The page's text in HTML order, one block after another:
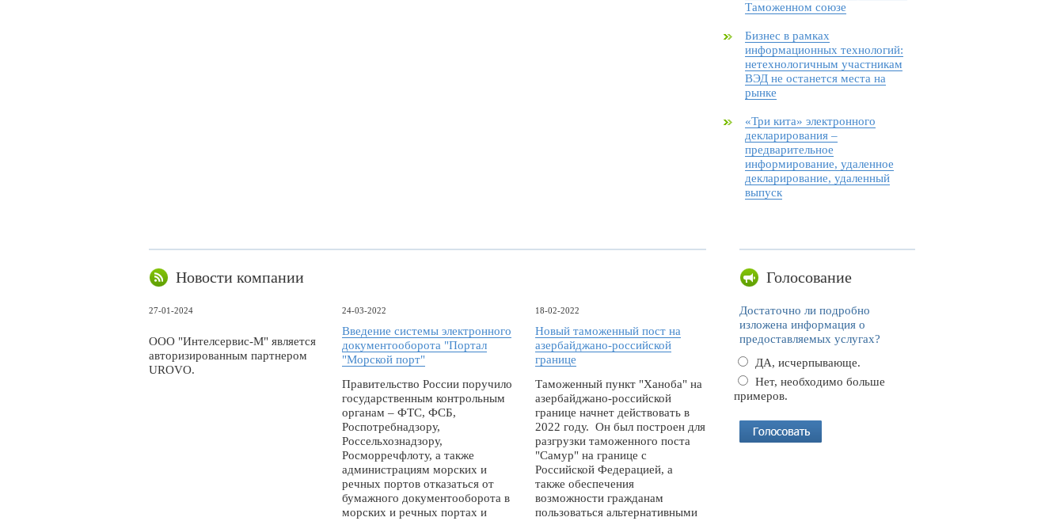
Таможенном союзе
Бизнес в рамках
информационных технологий:
нетехнологичным участникам
ВЭД не останется места на
рынке
«Три кита» электронного
декларирования –
предварительное
информирование, удаленное
декларирование, удаленный
выпуск
Новости компании
27-01-2024
ООО "Интелсервис-М" является
авторизированным партнером
UROVO.
24-03-2022
Введение системы электронного
документооборота "Портал
"Морской порт"
Правительство России поручило
государственным контрольным
органам – ФТС, ФСБ,
Роспотребнадзору,
Россельхознадзору,
Росморречфлоту, а также
администрациям морских и
речных портов отказаться от
бумажного документооборота в
морских и речных портах и
18-02-2022
Новый таможенный пост на
азербайджано-российской
границе
Таможенный пункт "Ханоба" на
азербайджано-российской
границе начнет действовать в
2022 году. Он был построен для
разгрузки таможенного поста
"Самур" на границе с
Российской Федерацией, а
также обеспечения
возможности гражданам
пользоваться альтернативными
Голосование
Достаточно ли подробно
изложена информация о
предоставляемых услугах?
ДА, исчерпывающе.
Нет, необходимо больше
примеров.